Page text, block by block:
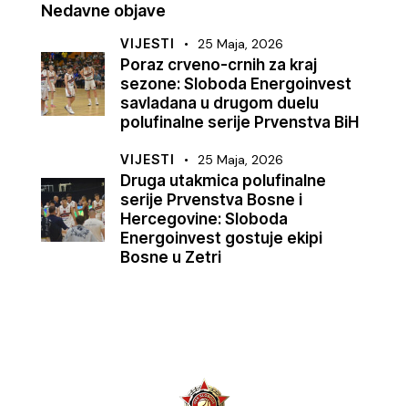
Nedavne objave
VIJESTI 25 Maja, 2026
Poraz crveno-crnih za kraj
sezone: Sloboda Energoinvest
savladana u drugom duelu
polufinalne serije Prvenstva BiH
VIJESTI 25 Maja, 2026
Druga utakmica polufinalne
serije Prvenstva Bosne i
Hercegovine: Sloboda
Energoinvest gostuje ekipi
Bosne u Zetri